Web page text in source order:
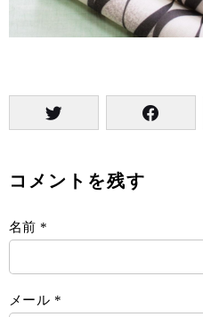
コメントを残す
名前 *
メール *